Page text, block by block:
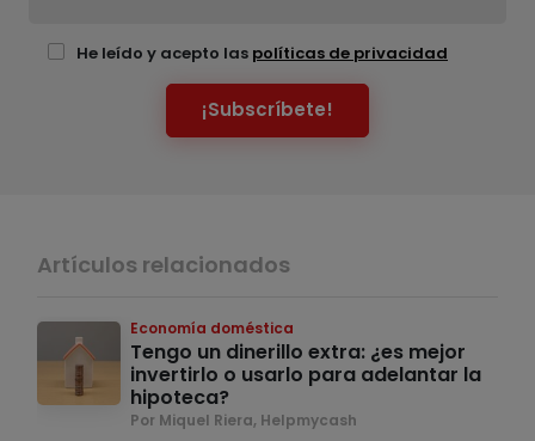
He leído y acepto las políticas de privacidad
¡Subscríbete!
Artículos relacionados
Economía doméstica
Tengo un dinerillo extra: ¿es mejor
invertirlo o usarlo para adelantar la
hipoteca?
Por Miquel Riera, Helpmycash